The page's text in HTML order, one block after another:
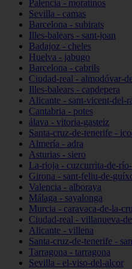
Palencia - moratinos
Sevilla - camas
Barcelona - subirats
Illes-balears - sant-joan
Badajoz - cheles
Huelva - jabugo
Barcelona - cabrils
Ciudad-real - almodóvar-
Illes-balears - capdepera
Alicante - sant-vicent-del-
Cantabria - potes
álava - vitoria-gasteiz
Santa-cruz-de-tenerife -
Almería - adra
Asturias - siero
La-rioja - cuzcurrita-de-
Girona - sant-feliu-de-
Valencia - alboraya
Málaga - sayalonga
Murcia - caravaca-de-la-
Ciudad-real - villanueva-
Alicante - villena
Santa-cruz-de-tenerife -
Tarragona - tarragona
Sevilla - el-viso-del-alcor